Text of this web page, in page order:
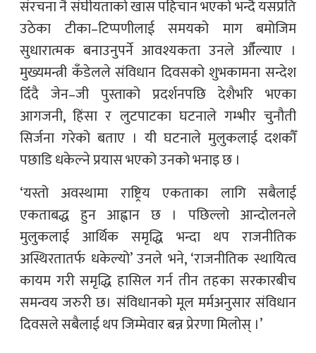
संरचना नै संघीयताको खास पहिचान भएको भन्दै यसप्रति
उठेका टीका–टिप्पणीलाई समयको माग बमोजिम
सुधारात्मक बनाउनुपर्ने आवश्यकता उनले औँल्याए ।
मुख्यमन्त्री कँडेलले संविधान दिवसको शुभकामना सन्देश
दिँदै जेन–जी पुस्ताको प्रदर्शनपछि देशैभरि भएका
आगजनी, हिंसा र लुटपाटका घटनाले गम्भीर चुनौती
सिर्जना गरेको बताए । यी घटनाले मुलुकलाई दशकौँ
पछाडि धकेल्ने प्रयास भएको उनको भनाइ छ ।
‘‎यस्तो अवस्थामा राष्ट्रिय एकताका लागि सबैलाई
एकताबद्ध हुन आह्वान छ । पछिल्लो आन्दोलनले
मुलुकलाई आर्थिक समृद्धि भन्दा थप राजनीतिक
अस्थिरतातर्फ धकेल्यो’ उनले भने, ‘राजनीतिक स्थायित्व
कायम गरी समृद्धि हासिल गर्न तीन तहका सरकारबीच
समन्वय जरुरी छ। संविधानको मूल मर्मअनुसार संविधान
दिवसले सबैलाई थप जिम्मेवार बन्न प्रेरणा मिलोस् ।’